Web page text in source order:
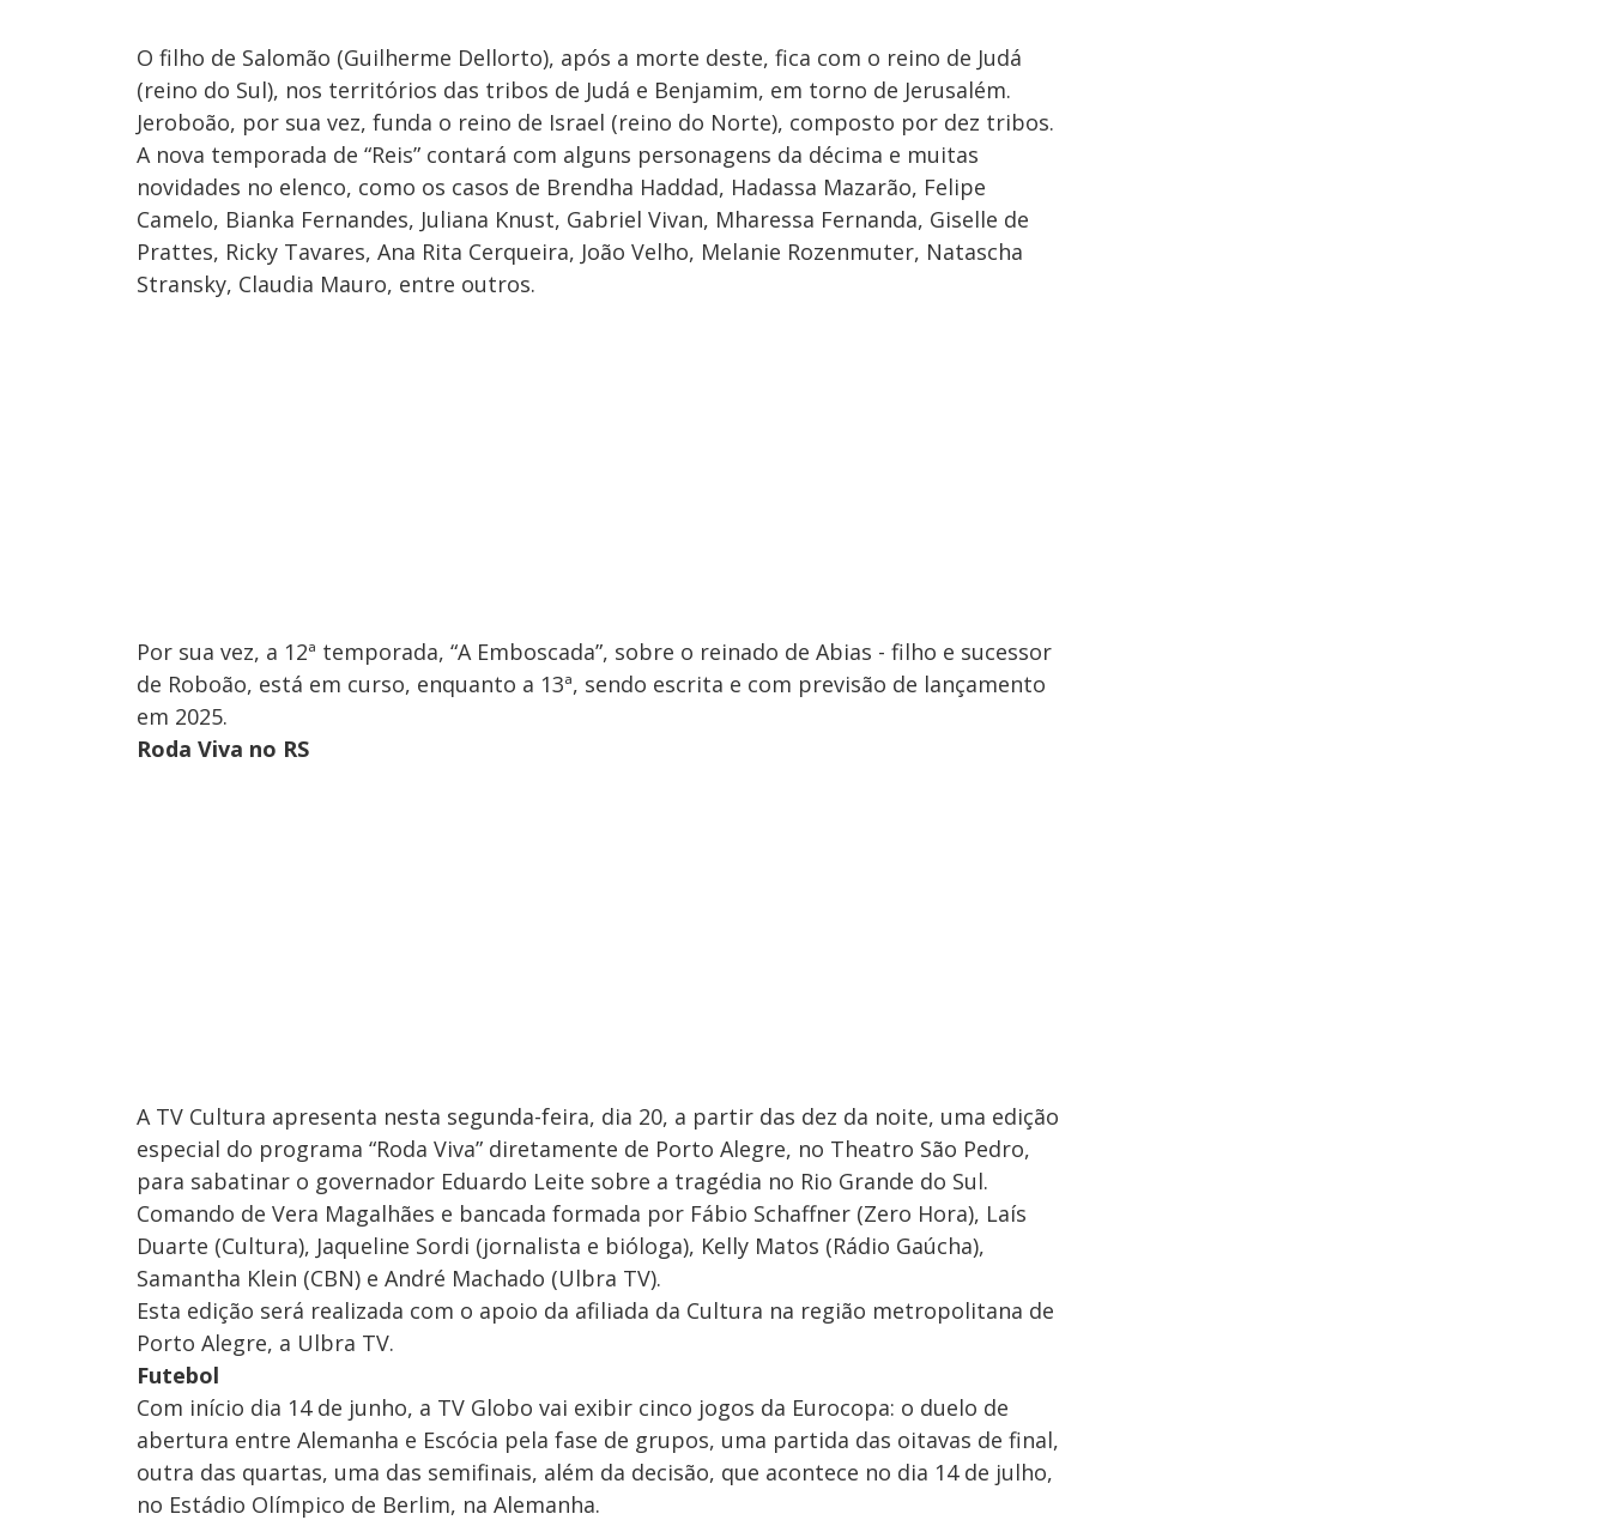
O filho de Salomão (Guilherme Dellorto), após a morte deste, fica com o reino de Judá
(reino do Sul), nos territórios das tribos de Judá e Benjamim, em torno de Jerusalém.
Jeroboão, por sua vez, funda o reino de Israel (reino do Norte), composto por dez tribos.
A nova temporada de “Reis” contará com alguns personagens da décima e muitas
novidades no elenco, como os casos de Brendha Haddad, Hadassa Mazarão, Felipe
Camelo, Bianka Fernandes, Juliana Knust, Gabriel Vivan, Mharessa Fernanda, Giselle de
Prattes, Ricky Tavares, Ana Rita Cerqueira, João Velho, Melanie Rozenmuter, Natascha
Stransky, Claudia Mauro, entre outros.
Por sua vez, a 12ª temporada, “A Emboscada”, sobre o reinado de Abias - filho e sucessor
de Roboão, está em curso, enquanto a 13ª, sendo escrita e com previsão de lançamento
em 2025.
Roda Viva no RS
A TV Cultura apresenta nesta segunda-feira, dia 20, a partir das dez da noite, uma edição
especial do programa “Roda Viva” diretamente de Porto Alegre, no Theatro São Pedro,
para sabatinar o governador Eduardo Leite sobre a tragédia no Rio Grande do Sul.
Comando de Vera Magalhães e bancada formada por Fábio Schaffner (Zero Hora), Laís
Duarte (Cultura), Jaqueline Sordi (jornalista e bióloga), Kelly Matos (Rádio Gaúcha),
Samantha Klein (CBN) e André Machado (Ulbra TV).
Esta edição será realizada com o apoio da afiliada da Cultura na região metropolitana de
Porto Alegre, a Ulbra TV.
Futebol
Com início dia 14 de junho, a TV Globo vai exibir cinco jogos da Eurocopa: o duelo de
abertura entre Alemanha e Escócia pela fase de grupos, uma partida das oitavas de final,
outra das quartas, uma das semifinais, além da decisão, que acontece no dia 14 de julho,
no Estádio Olímpico de Berlim, na Alemanha.